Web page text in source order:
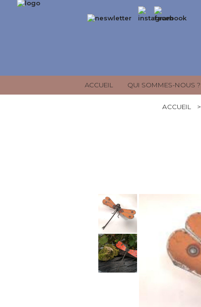
ACCUEIL QUI SOMMES-NOUS ?
ACCUEIL >